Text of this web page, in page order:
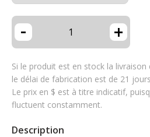
- +
Si le produit est en stock la
le délai de fabrication est de 21
Le prix en $ est à titre indicatif,
fluctuent constamment.
Description